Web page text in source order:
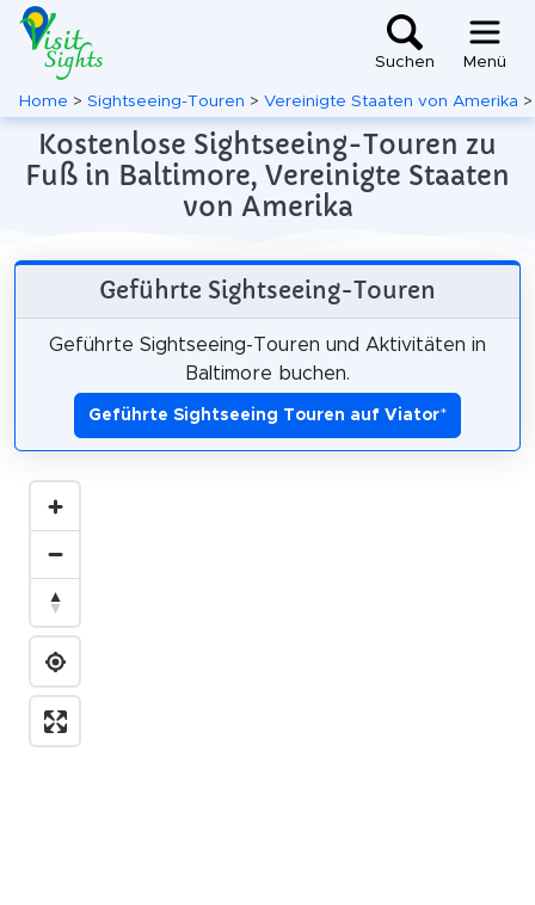
Suchen Menü
Home > Sightseeing-Touren > Vereinigte Staaten von Amerika
Kostenlose Sightseeing-Touren zu
Fuß in Baltimore, Vereinigte Staaten
von Amerika
Geführte Sightseeing-Touren
Geführte Sightseeing-Touren und Aktivitäten in
Baltimore buchen.
Geführte Sightseeing Touren auf Viator*